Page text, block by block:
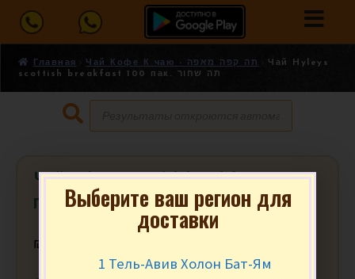
Главная Чай Кофе К чаю - תה קפה מאפה
Чай Hyleys
scottish breakfast 100 пак. תה שחור
Чай Hyleys scottish breakfast 100
пак. תה שחור
₪
Выберите ваш регион для
доставки
1 Тель-Авив Холон Бат-Ям